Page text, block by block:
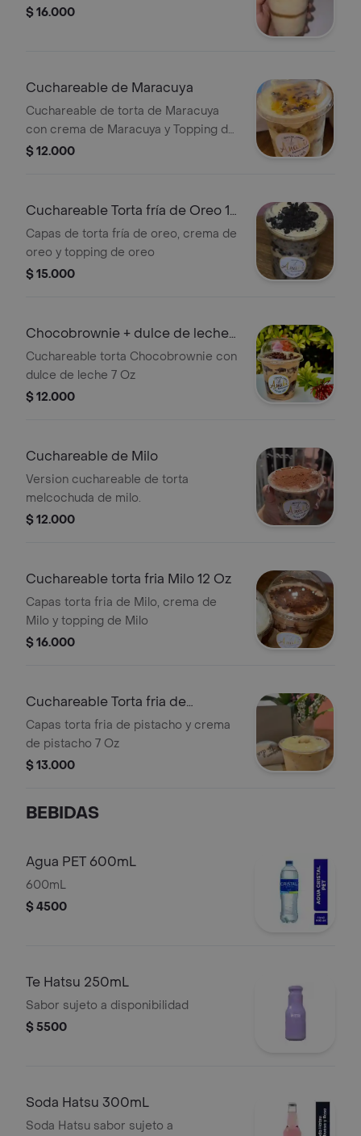
$ 16.000
Cuchareable de Maracuya
Cuchareable de torta de Maracuya
con crema de Maracuya y Topping de
Mermelada de Maracuya
$ 12.000
Cuchareable Torta fría de Oreo 12
Oz
Capas de torta fría de oreo, crema de
oreo y topping de oreo
$ 15.000
Chocobrownie + dulce de leche 7
Oz
Cuchareable torta Chocobrownie con
dulce de leche 7 Oz
$ 12.000
Cuchareable de Milo
Version cuchareable de torta
melcochuda de milo.
$ 12.000
Cuchareable torta fria Milo 12 Oz
Capas torta fria de Milo, crema de
Milo y topping de Milo
$ 16.000
Cuchareable Torta fria de
Pistachos
Capas torta fria de pistacho y crema
de pistacho 7 Oz
$ 13.000
BEBIDAS
Agua PET 600mL
600mL
$ 4500
Te Hatsu 250mL
Sabor sujeto a disponibilidad
$ 5500
Soda Hatsu 300mL
Soda Hatsu sabor sujeto a